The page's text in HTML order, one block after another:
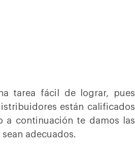
tarea fácil de lograr, pues
están calificados
a continuación te damos las
adecuados.